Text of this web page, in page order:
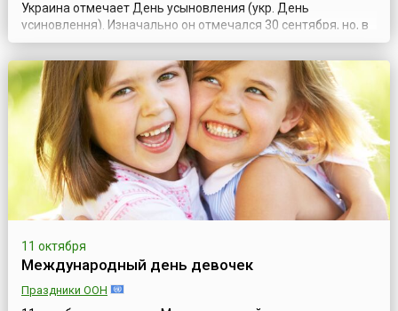
Украина отмечает День усыновления (укр. День
усиновлення). Изначально он отмечался 30 сентября, но, в
связи с реформой церковного календаря на Украине, этот
христианский праздник с 2023 года отмечается 17
сентября, о чем президентом страны был подписан
соответствующий указ 28 июля 2023 года.Ве...
11 октября
Международный день девочек
Праздники ООН